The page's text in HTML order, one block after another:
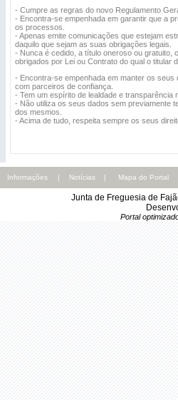
- Cumpre as regras do novo Regulamento
- Encontra-se empenhada em garantir que a
os processos.
- Apenas emite comunicações que estejam
daquilo que sejam as suas obrigações legais.
- Nunca é cedido, a título oneroso ou
obrigados por Lei ou Contrato do qual o titular
- Encontra-se empenhada em manter os
com parceiros de confiança.
- Tem um espírito de lealdade e
- Não utiliza os seus dados sem previamente
dos mesmos.
- Acima de tudo, respeita sempre os seus
Informações | Notícias | Mapa do Portal
Junta de Freguesia de
Portal